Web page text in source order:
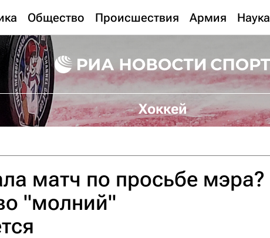
Общество Происшествия Армия Наука
Хоккей
матч по просьбе мэра?
"молний"